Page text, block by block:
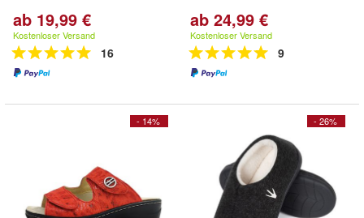
ab 19,99 €
Kostenloser Versand
16
ab 24,99 €
Kostenloser Versand
9
- 14% - 26%